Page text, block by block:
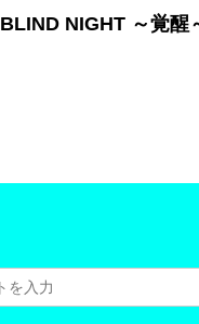
BLIND NIGHT ～覚醒